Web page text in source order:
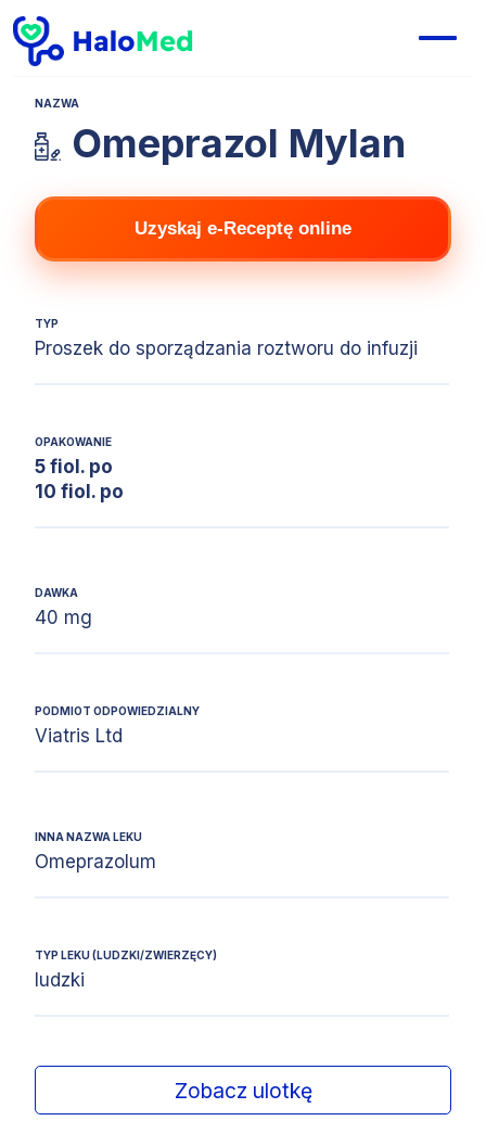
NAZWA
Omeprazol Mylan
Uzyskaj e-Receptę online
TYP
Proszek do sporządzania roztworu do infuzji
OPAKOWANIE
5 fiol. po
10 fiol. po
DAWKA
40 mg
PODMIOT ODPOWIEDZIALNY
Viatris Ltd
INNA NAZWA LEKU
Omeprazolum
TYP LEKU (LUDZKI/ZWIERZĘCY)
ludzki
Zobacz ulotkę